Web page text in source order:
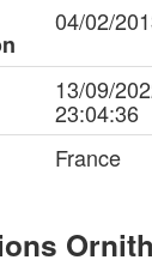
04/02/
13/09/
23:04:36
France